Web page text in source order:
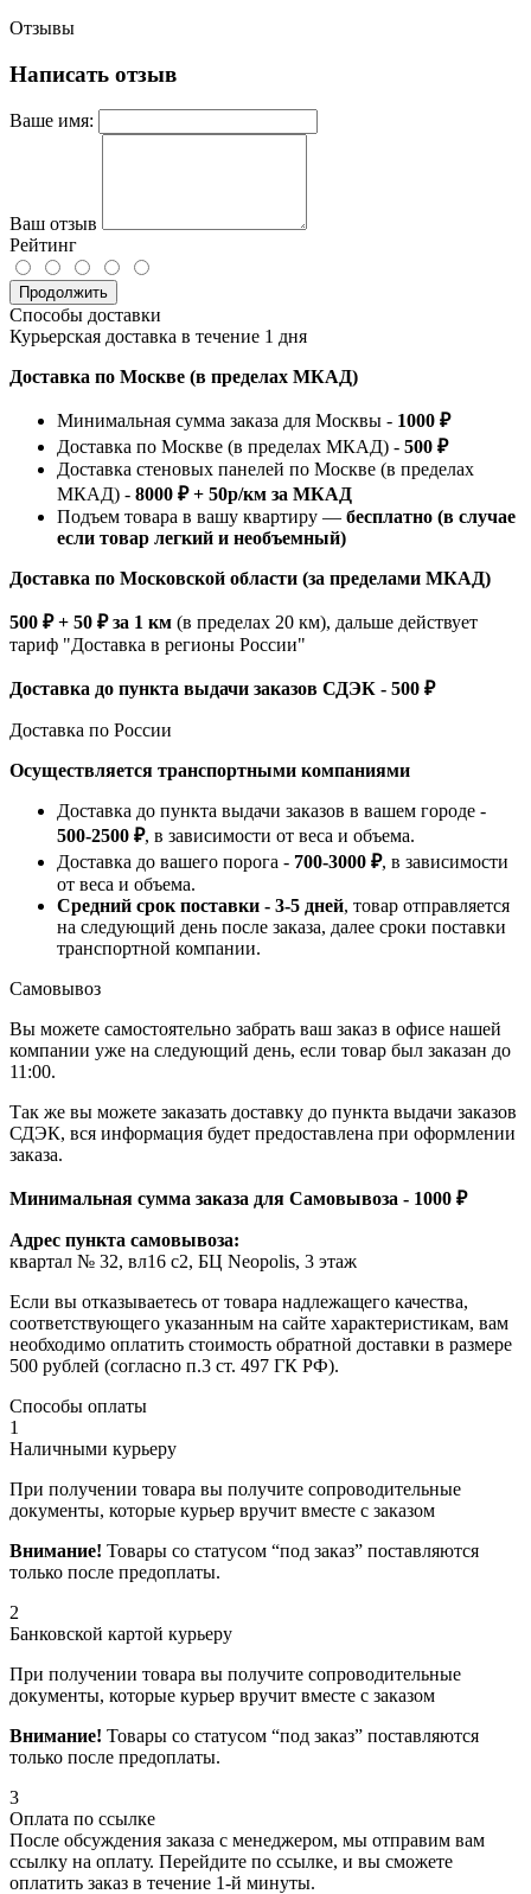
Отзывы
Написать отзыв
Ваше имя:
Ваш отзыв
Рейтинг
Продолжить
Способы доставки
Курьерская доставка в течение 1 дня
Доставка по Москве (в пределах МКАД)
Минимальная сумма заказа для Москвы - 1000 ₽
Доставка по Москве (в пределах МКАД) - 500 ₽
Доставка стеновых панелей по Москве (в пределах
МКАД) - 8000 ₽ + 50р/км за МКАД
Подъем товара в вашу квартиру — бесплатно (в случае
если товар легкий и необъемный)
Доставка по Московской области (за пределами МКАД)
500 ₽ + 50 ₽ за 1 км (в пределах 20 км), дальше действует
тариф "Доставка в регионы России"
Доставка до пункта выдачи заказов СДЭК - 500 ₽
Доставка по России
Осуществляется транспортными компаниями
Доставка до пункта выдачи заказов в вашем городе -
500-2500 ₽, в зависимости от веса и объема.
Доставка до вашего порога - 700-3000 ₽, в зависимости
от веса и объема.
Средний срок поставки - 3-5 дней, товар отправляется
на следующий день после заказа, далее сроки поставки
транспортной компании.
Самовывоз
Вы можете самостоятельно забрать ваш заказ в офисе нашей
компании уже на следующий день, если товар был заказан до
11:00.
Так же вы можете заказать доставку до пункта выдачи заказов
СДЭК, вся информация будет предоставлена при оформлении
заказа.
Минимальная сумма заказа для Самовывоза - 1000 ₽
Адрес пункта самовывоза:
квартал № 32, вл16 с2, БЦ Neopolis, 3 этаж
Если вы отказываетесь от товара надлежащего качества,
соответствующего указанным на сайте характеристикам, вам
необходимо оплатить стоимость обратной доставки в размере
500 рублей (согласно п.3 ст. 497 ГК РФ).
Способы оплаты
1
Наличными курьеру
При получении товара вы получите сопроводительные
документы, которые курьер вручит вместе с заказом
Внимание! Товары со статусом “под заказ” поставляются
только после предоплаты.
2
Банковской картой курьеру
При получении товара вы получите сопроводительные
документы, которые курьер вручит вместе с заказом
Внимание! Товары со статусом “под заказ” поставляются
только после предоплаты.
3
Оплата по ссылке
После обсуждения заказа с менеджером, мы отправим вам
ссылку на оплату. Перейдите по ссылке, и вы сможете
оплатить заказ в течение 1-й минуты.